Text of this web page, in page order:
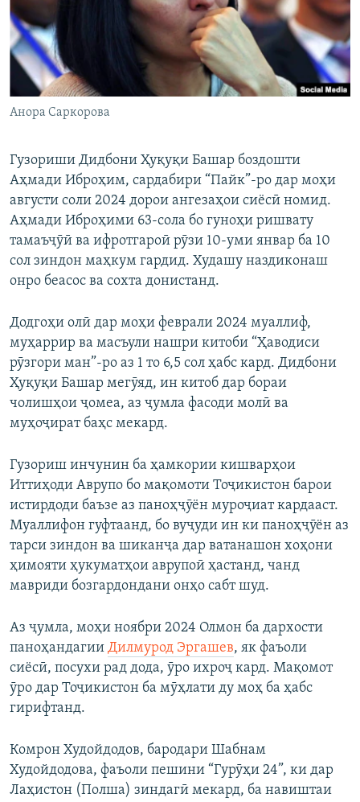
Анора Саркорова
Гузориши Дидбони Ҳуқуқи Башар боздошти
Аҳмади Иброҳим, сардабири “Пайк”-ро дар моҳи
августи соли 2024 дорои ангезаҳои сиёсӣ номид.
Аҳмади Иброҳими 63-сола бо гуноҳи ришвату
тамаъҷӯӣ ва ифротгароӣ рӯзи 10-уми январ ба 10
сол зиндон маҳкум гардид. Худашу наздиконаш
онро беасос ва сохта донистанд.
Додгоҳи олӣ дар моҳи феврали 2024 муаллиф,
муҳаррир ва масъули нашри китоби “Ҳаводиси
рӯзгори ман”-ро аз 1 то 6,5 сол ҳабс кард. Дидбони
Ҳуқуқи Башар мегӯяд, ин китоб дар бораи
чолишҳои ҷомеа, аз ҷумла фасоди молӣ ва
муҳоҷират баҳс мекард.
Гузориш инчунин ба ҳамкории кишварҳои
Иттиҳоди Аврупо бо мақомоти Тоҷикистон барои
истирдоди баъзе аз паноҳҷӯён муроҷиат кардааст.
Муаллифон гуфтаанд, бо вуҷуди ин ки паноҳҷӯён аз
тарси зиндон ва шиканҷа дар ватанашон хоҳони
ҳимояти ҳукуматҳои аврупоӣ ҳастанд, чанд
мавриди бозгардондани онҳо сабт шуд.
Аз ҷумла, моҳи ноябри 2024 Олмон ба дархости
паноҳандагии Дилмурод Эргашев, як фаъоли
сиёсӣ, посухи рад дода, ӯро ихроҷ кард. Мақомот
ӯро дар Тоҷикистон ба мӯҳлати ду моҳ ба ҳабс
гирифтанд.
Комрон Худойдодов, бародари Шабнам
Худойдодова, фаъоли пешини “Гурӯҳи 24”, ки дар
Лаҳистон (Полша) зиндагӣ мекард, ба навиштаи